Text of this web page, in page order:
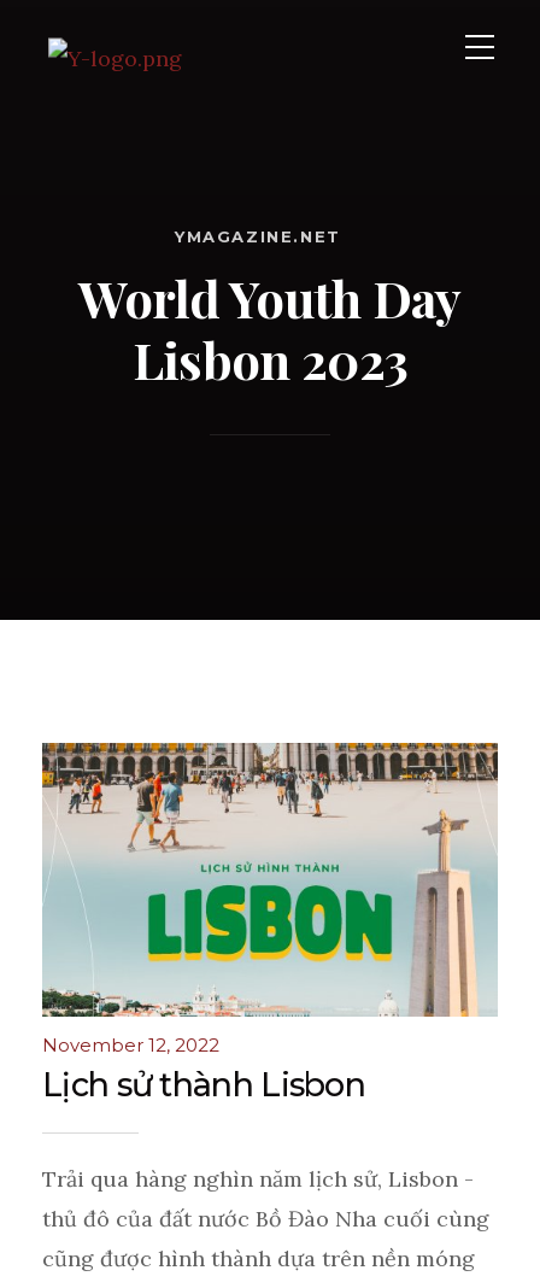
YMAGAZINE.NET
World Youth Day
Lisbon 2023
November 12, 2022
Lịch sử thành Lisbon
Trải qua hàng nghìn năm lịch sử, Lisbon -
thủ đô của đất nước Bồ Đào Nha cuối cùng
cũng được hình thành dựa trên nền móng